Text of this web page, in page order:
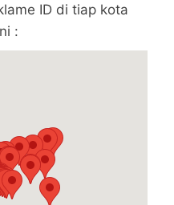
ID di tiap kota
: